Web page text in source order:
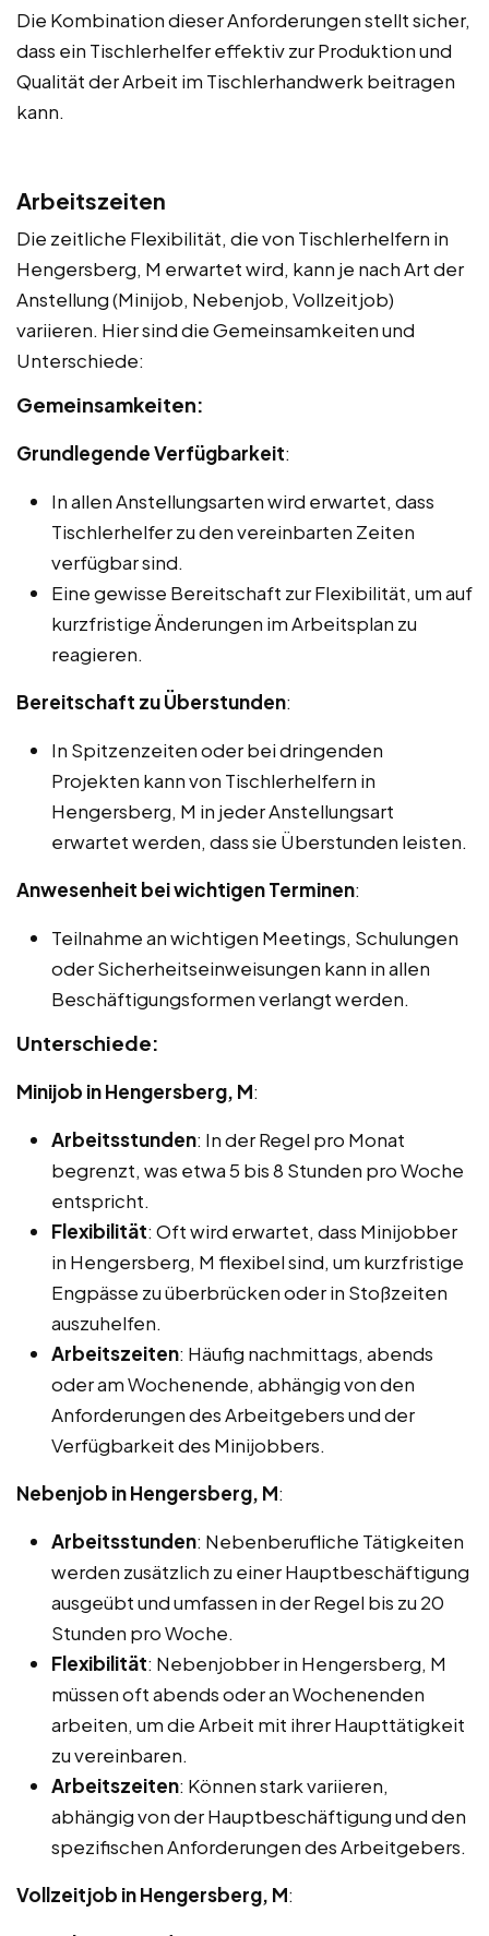
Die Kombination dieser Anforderungen stellt sicher,
dass ein Tischlerhelfer effektiv zur Produktion und
Qualität der Arbeit im Tischlerhandwerk beitragen
kann.
Arbeitszeiten
Die zeitliche Flexibilität, die von Tischlerhelfern in
Hengersberg, M erwartet wird, kann je nach Art der
Anstellung (Minijob, Nebenjob, Vollzeitjob)
variieren. Hier sind die Gemeinsamkeiten und
Unterschiede:
Gemeinsamkeiten:
Grundlegende Verfügbarkeit:
In allen Anstellungsarten wird erwartet, dass
Tischlerhelfer zu den vereinbarten Zeiten
verfügbar sind.
Eine gewisse Bereitschaft zur Flexibilität, um auf
kurzfristige Änderungen im Arbeitsplan zu
reagieren.
Bereitschaft zu Überstunden:
In Spitzenzeiten oder bei dringenden
Projekten kann von Tischlerhelfern in
Hengersberg, M in jeder Anstellungsart
erwartet werden, dass sie Überstunden leisten.
Anwesenheit bei wichtigen Terminen:
Teilnahme an wichtigen Meetings, Schulungen
oder Sicherheitseinweisungen kann in allen
Beschäftigungsformen verlangt werden.
Unterschiede:
Minijob in Hengersberg, M:
Arbeitsstunden: In der Regel pro Monat
begrenzt, was etwa 5 bis 8 Stunden pro Woche
entspricht.
Flexibilität: Oft wird erwartet, dass Minijobber
in Hengersberg, M flexibel sind, um kurzfristige
Engpässe zu überbrücken oder in Stoßzeiten
auszuhelfen.
Arbeitszeiten: Häufig nachmittags, abends
oder am Wochenende, abhängig von den
Anforderungen des Arbeitgebers und der
Verfügbarkeit des Minijobbers.
Nebenjob in Hengersberg, M:
Arbeitsstunden: Nebenberufliche Tätigkeiten
werden zusätzlich zu einer Hauptbeschäftigung
ausgeübt und umfassen in der Regel bis zu 20
Stunden pro Woche.
Flexibilität: Nebenjobber in Hengersberg, M
müssen oft abends oder an Wochenenden
arbeiten, um die Arbeit mit ihrer Haupttätigkeit
zu vereinbaren.
Arbeitszeiten: Können stark variieren,
abhängig von der Hauptbeschäftigung und den
spezifischen Anforderungen des Arbeitgebers.
Vollzeitjob in Hengersberg, M: